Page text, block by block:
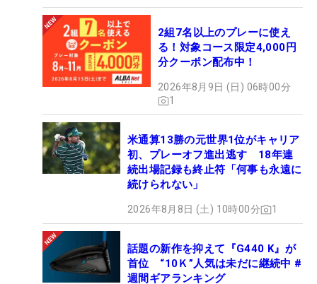
2組7名以上のプレーに使え
る！対象コース限定4,000円
分クーポン配布中！
2026年8月9日 (日) 06時00分
1
米通算13勝の元世界1位がキャリア
初、プレーオフ進出逃す 18年連
続出場記録も終止符「何事も永遠に
続けられない」
2026年8月8日 (土) 10時00分 1
話題の新作を抑えて『G440 K』が
首位 “10Ｋ”人気は未だに継続中 #
週間ギアランキング